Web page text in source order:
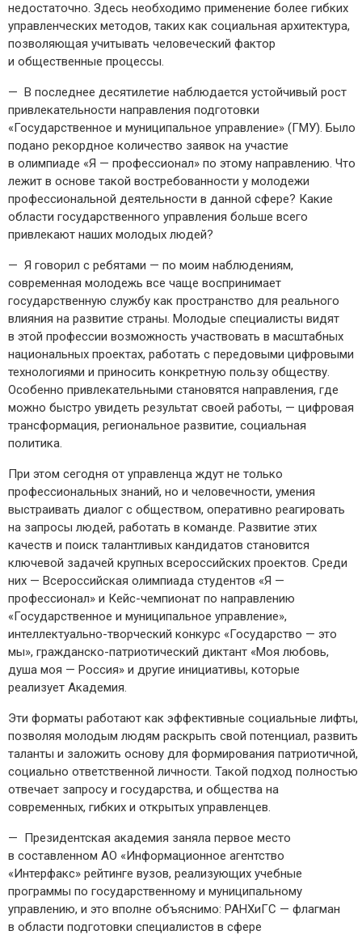
недостаточно. Здесь необходимо применение более гибких
управленческих методов, таких как социальная архитектура,
позволяющая учитывать человеческий фактор
и общественные процессы.
— В последнее десятилетие наблюдается устойчивый рост
привлекательности направления подготовки
«Государственное и муниципальное управление» (ГМУ). Было
подано рекордное количество заявок на участие
в олимпиаде «Я — ​профессионал» по этому направлению. Что
лежит в основе такой востребованности у молодежи
профессиональной деятельности в данной сфере? Какие
области государственного управления больше всего
привлекают наших молодых людей?
— Я говорил с ребятами — ​по моим наблюдениям,
современная молодежь все чаще воспринимает
государственную службу как пространство для реального
влияния на развитие страны. Молодые специалисты видят
в этой профессии возможность участвовать в масштабных
национальных проектах, работать с передовыми цифровыми
технологиями и приносить конкретную пользу обществу.
Особенно привлекательными становятся направления, где
можно быстро увидеть результат своей работы, — ​цифровая
трансформация, региональное развитие, социальная
политика.
При этом сегодня от управленца ждут не только
профессиональных знаний, но и человечности, умения
выстраивать диалог с обществом, оперативно реагировать
на запросы людей, работать в команде. Развитие этих
качеств и поиск талантливых кандидатов становится
ключевой задачей крупных всероссийских проектов. Среди
них — ​Всероссийская олимпиада студентов «Я — ​
профессионал» и Кейс-чемпионат по направлению
«Государственное и муниципальное управление»,
интеллектуально-­творческий конкурс «Государство — ​это
мы», гражданско-­патриотический диктант «Моя любовь,
душа моя — ​Россия» и другие инициативы, которые
реализует Академия.
Эти форматы работают как эффективные социальные лифты,
позволяя молодым людям раскрыть свой потенциал, развить
таланты и заложить основу для формирования патриотичной,
социально ответственной личности. Такой подход полностью
отвечает запросу и государства, и общества на
современных, гибких и открытых управленцев.
— Президентская академия заняла первое место
в составленном АО «Информационное агентство
«Интерфакс» рейтинге вузов, реализующих учебные
программы по государственному и муниципальному
управлению, и это вполне объяснимо: РАНХиГС — ​флагман
в области подготовки специалистов в сфере